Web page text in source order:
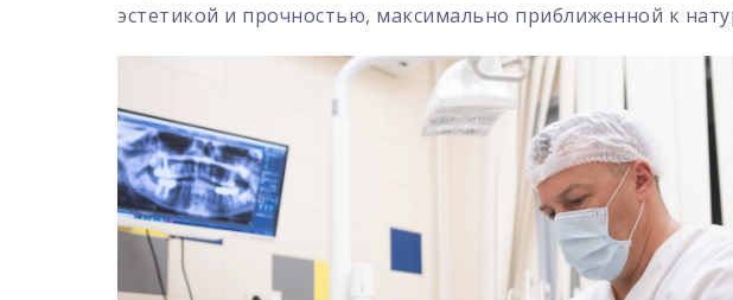
эстетикой и прочностью, максимально приближенной к